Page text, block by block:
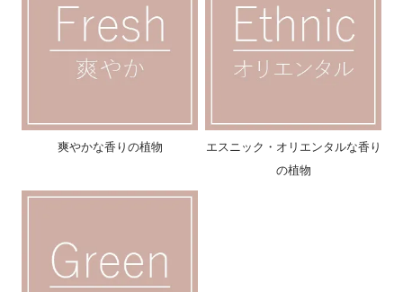
爽やかな香りの植物
エスニック・オリエンタルな香り
の植物